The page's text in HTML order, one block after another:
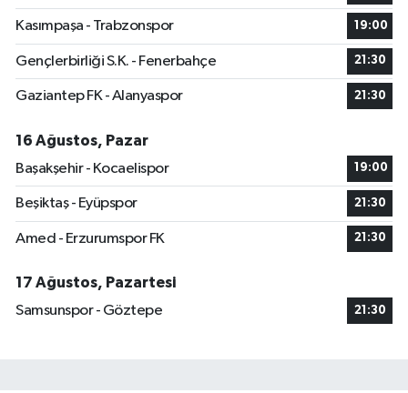
Kasımpaşa - Trabzonspor 19:00
Gençlerbirliği S.K. - Fenerbahçe 21:30
Gaziantep FK - Alanyaspor 21:30
16 Ağustos, Pazar
Başakşehir - Kocaelispor
19:00
Beşiktaş - Eyüpspor 21:30
Amed - Erzurumspor FK 21:30
17 Ağustos, Pazartesi
Samsunspor - Göztepe
21:30